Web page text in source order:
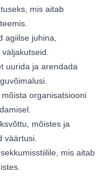
mis aitab
agiilse juhina,
uurida ja arendada
organisatsiooni
mõistes ja
väärtusi.
mis aitab